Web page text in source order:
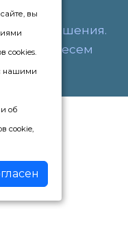
к
отношения.
мы не несем
вы
cookies.
нашими
об
cookie,